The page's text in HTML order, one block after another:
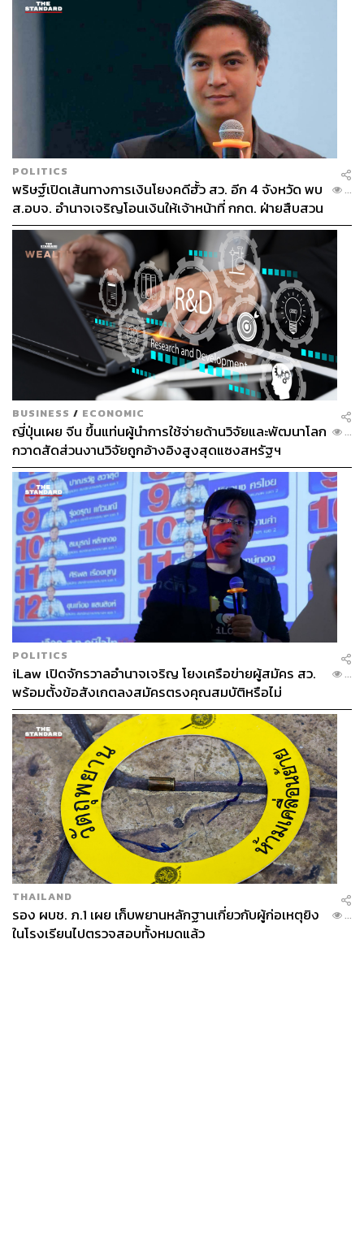
POLITICS
พริษฐ์เปิดเส้นทางการเงินโยงคดีฮั้ว สว. อีก 4 จังหวัด พบ
ส.อบจ. อำนาจเจริญโอนเงินให้เจ้าหน้าที่ กกต. ฝ่ายสืบสวน
...
BUSINESS / ECONOMIC
ญี่ปุ่นเผย จีน ขึ้นแท่นผู้นำการใช้จ่ายด้านวิจัยและพัฒนาโลก
กวาดสัดส่วนงานวิจัยถูกอ้างอิงสูงสุดแซงสหรัฐฯ
...
POLITICS
iLaw เปิดจักรวาลอำนาจเจริญ โยงเครือข่ายผู้สมัคร สว.
พร้อมตั้งข้อสังเกตลงสมัครตรงคุณสมบัติหรือไม่
...
THAILAND
รอง ผบช. ภ.1 เผย เก็บพยานหลักฐานเกี่ยวกับผู้ก่อเหตุยิง
ในโรงเรียนไปตรวจสอบทั้งหมดแล้ว
...